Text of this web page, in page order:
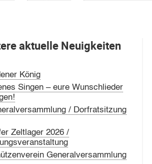
aktuelle Neuigkeiten
König
Singen – eure Wunschlieder
/ Dorfratsitzung
Zeltlager 2026 /
Generalversammlung